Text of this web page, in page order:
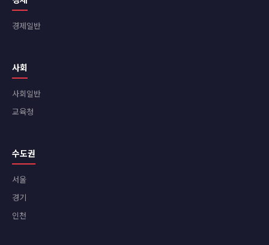
경제일반
사회
사회일반
교육청
수도권
서울
경기
인천